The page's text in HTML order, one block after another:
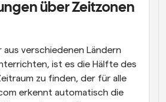
über Zeitzonen
aus verschiedenen Ländern
ist es die Hälfte des
zu finden, der für alle
erkennt automatisch die